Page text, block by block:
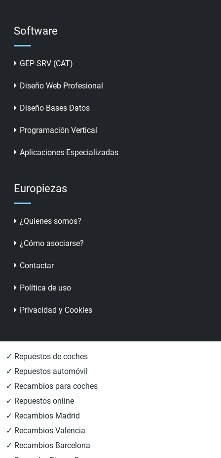
Software
GEP-SRV (CAT)
Diseño Web Profesional
Diseño Bases Datos
Programación Vertical
Aplicaciones Especializadas
Europiezas
¿Quienes somos?
¿Cómo asociarse?
Contactar
Política de uso
Privacidad y Cookies
✓ Repuestos de coches
✓ Repuestos automóvil
✓ Recambios para coches
✓ Repuestos online
✓ Recambios Madrid
✓ Recambios Valencia
✓ Recambios Barcelona